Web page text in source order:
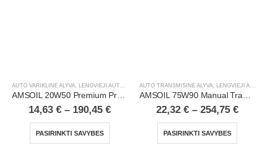
AUTO VARIKLINĖ ALYVA, LENGVIEJI AUTOMOBILIAI
AMSOIL 20W50 Premium Protection 100% Synthetic Motor Oil
14,63 € – 190,45 €
PASIRINKTI SAVYBES
AUTO TRANSMISINĖ ALYVA, LENGVIEJI AUTOMOBILIAI
AMSOIL 75W90 Manual Transmission & Transaxle Gear Lube
22,32 € – 254,75 €
PASIRINKTI SAVYBES